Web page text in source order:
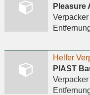
Pleasure
Verpacker
Helfer
PIAST
Verpacker